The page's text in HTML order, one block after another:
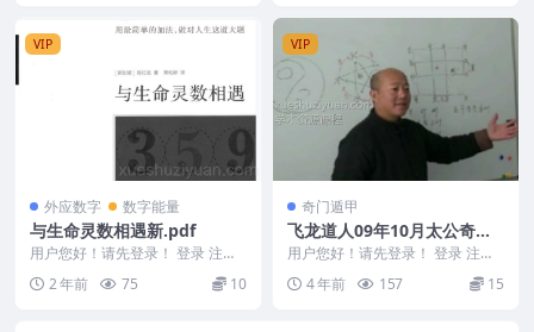
VIP
外应数字 数字能量
与生命灵数相遇新.pdf
用户您好！请先登录！ 登录 注册
与生命灵数相遇新.pdf 2405033-1
1... 2 年前 75 10
VIP
奇门遁甲
飞龙道人09年10月太公奇门
17年元旦带徒培训班视频60
集
用户您好！请先登录！ 登录 注册
飞龙道人-2009年10月太公奇门 飞
龙道人2...
4 年前 157 15